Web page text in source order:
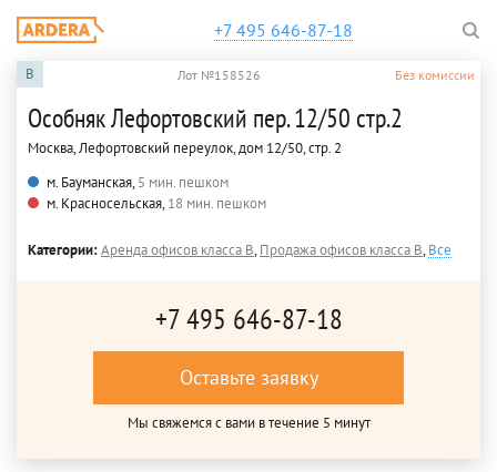
+7 495 646-87-18
B Лот №158526 Без комиссии
Особняк Лефортовский пер. 12/50 стр.2
Москва, Лефортовский переулок, дом 12/50, стр. 2
м. Бауманская,5 мин. пешком
м. Красносельская,18 мин. пешком
Категории:Аренда офисов класса B,Продажа офисов класса B,Все
+7 495 646-87-18
Оставьте заявку
Мы свяжемся с вами в течение 5 минут